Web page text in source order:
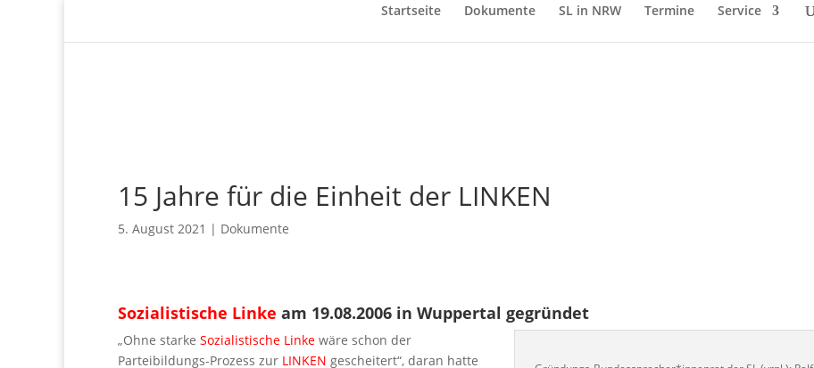
Startseite Dokumente SL in NRW Termine Service
15 Jahre für die Einheit der LINKEN
5. August 2021 | Dokumente
Sozialistische Linke am 19.08.2006 in Wuppertal gegründet
„Ohne starke Sozialistische Linke wäre schon der
Parteibildungs-Prozess zur LINKEN gescheitert“, daran hatte